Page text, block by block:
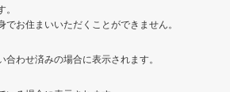
お住まいいただくことができません。
わせ済みの場合に表示されます。